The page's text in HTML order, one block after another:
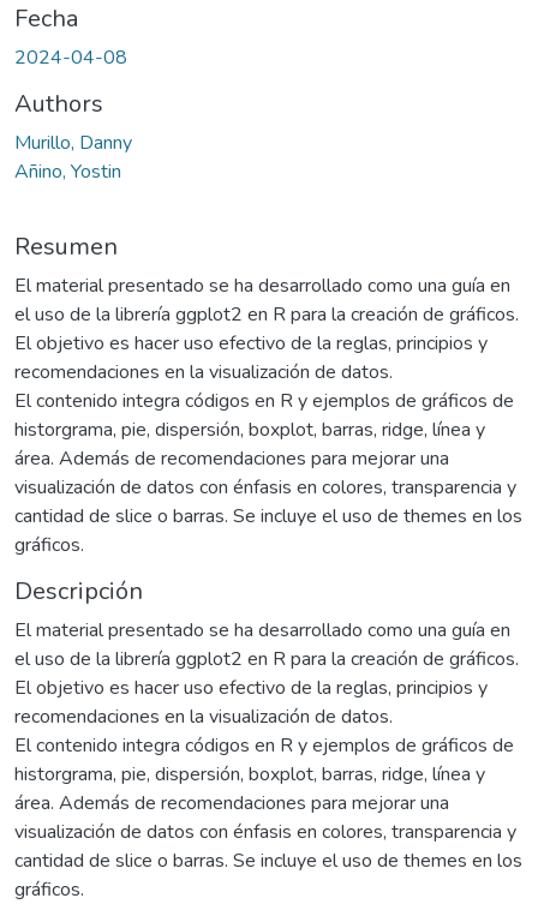
Fecha
2024-04-08
Authors
Murillo, Danny
Añino, Yostin
Resumen
El material presentado se ha desarrollado como una guía en
el uso de la librería ggplot2 en R para la creación de gráficos.
El objetivo es hacer uso efectivo de la reglas, principios y
recomendaciones en la visualización de datos.
El contenido integra códigos en R y ejemplos de gráficos de
historgrama, pie, dispersión, boxplot, barras, ridge, línea y
área. Además de recomendaciones para mejorar una
visualización de datos con énfasis en colores, transparencia y
cantidad de slice o barras. Se incluye el uso de themes en los
gráficos.
Descripción
El material presentado se ha desarrollado como una guía en
el uso de la librería ggplot2 en R para la creación de gráficos.
El objetivo es hacer uso efectivo de la reglas, principios y
recomendaciones en la visualización de datos.
El contenido integra códigos en R y ejemplos de gráficos de
historgrama, pie, dispersión, boxplot, barras, ridge, línea y
área. Además de recomendaciones para mejorar una
visualización de datos con énfasis en colores, transparencia y
cantidad de slice o barras. Se incluye el uso de themes en los
gráficos.